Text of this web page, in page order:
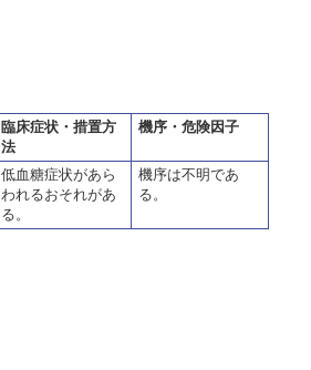
臨床症状・措置方
法
機序・危険因子
低血糖症状があら
われるおそれがあ
る。
機序は不明であ
る。